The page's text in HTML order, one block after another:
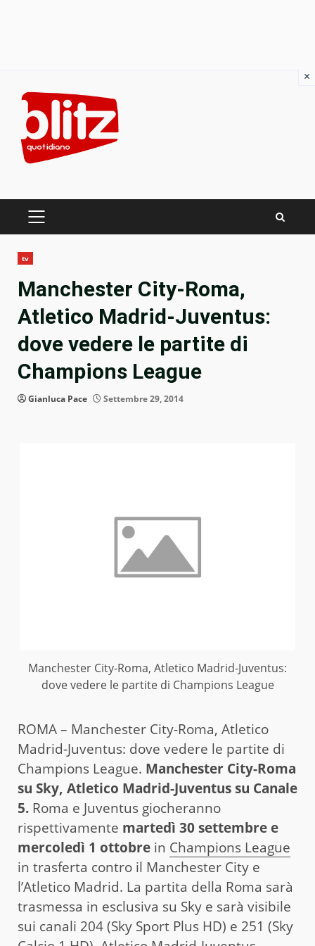
content
PRIMARY
tv
Manchester City-Roma,
Atletico Madrid-Juventus:
dove vedere le partite di
Champions League
Gianluca Pace Settembre 29, 2014
Manchester City-Roma, Atletico Madrid-Juventus:
dove vedere le partite di Champions League
ROMA – Manchester City-Roma, Atletico
Madrid-Juventus: dove vedere le partite di
Champions League. Manchester City-Roma
su Sky, Atletico Madrid-Juventus su Canale
5. Roma e Juventus giocheranno
rispettivamente martedì 30 settembre e
mercoledì 1 ottobre in Champions League
in trasferta contro il Manchester City e
l’Atletico Madrid. La partita della Roma sarà
trasmessa in esclusiva su Sky e sarà visibile
sui canali 204 (Sky Sport Plus HD) e 251 (Sky
×